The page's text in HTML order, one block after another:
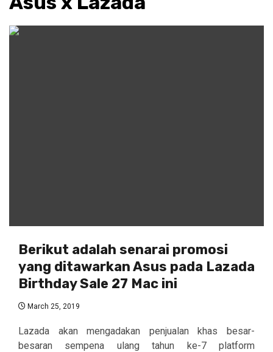
Berikut adalah senarai promosi
yang ditawarkan Asus pada Lazada
Birthday Sale 27 Mac ini
March 25, 2019
Lazada akan mengadakan penjualan khas besar-
besaran sempena ulang tahun ke-7 platform